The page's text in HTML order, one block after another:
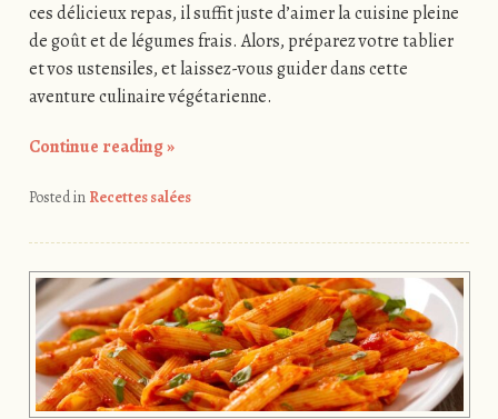
ces délicieux repas, il suffit juste d’aimer la cuisine pleine
de goût et de légumes frais. Alors, préparez votre tablier
et vos ustensiles, et laissez-vous guider dans cette
aventure culinaire végétarienne.
Continue reading»
Posted in Recettes salées